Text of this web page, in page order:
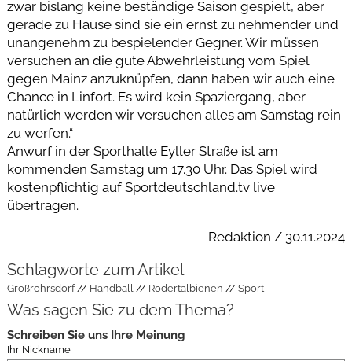
zwar bislang keine beständige Saison gespielt, aber
gerade zu Hause sind sie ein ernst zu nehmender und
unangenehm zu bespielender Gegner. Wir müssen
versuchen an die gute Abwehrleistung vom Spiel
gegen Mainz anzuknüpfen, dann haben wir auch eine
Chance in Linfort. Es wird kein Spaziergang, aber
natürlich werden wir versuchen alles am Samstag rein
zu werfen.“
Anwurf in der Sporthalle Eyller Straße ist am
kommenden Samstag um 17.30 Uhr. Das Spiel wird
kostenpflichtig auf Sportdeutschland.tv live
übertragen.
Redaktion / 30.11.2024
Schlagworte zum Artikel
Großröhrsdorf Handball Rödertalbienen Sport
Was sagen Sie zu dem Thema?
Schreiben Sie uns Ihre Meinung
Ihr Nickname